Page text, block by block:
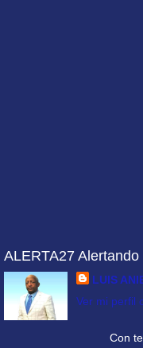
ALERTA27
LUIS
Ver mi perfil
Con